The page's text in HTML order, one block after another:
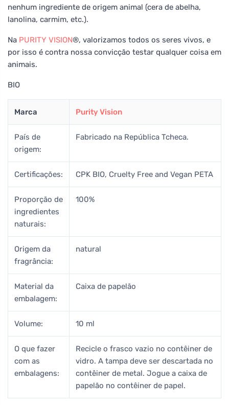
nenhum ingrediente de origem animal (cera de abelha,
lanolina, carmim, etc.).
Na PURITY VISION®, valorizamos todos os seres vivos, e
por isso é contra nossa convicção testar qualquer coisa em
animais.
BIO
Marca Purity Vision
País de
origem:
Fabricado na República Tcheca.
Certificações: CPK BIO, Cruelty Free and Vegan PETA
Proporção de
ingredientes
naturais:
100%
Origem da
fragrância:
natural
Material da
embalagem:
Caixa de papelão
Volume: 10 ml
O que fazer
com as
embalagens:
Recicle o frasco vazio no contêiner de
vidro. A tampa deve ser descartada no
contêiner de metal. Jogue a caixa de
papelão no contêiner de papel.